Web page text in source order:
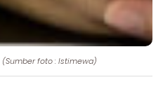
(Sumber foto : Istimewa)